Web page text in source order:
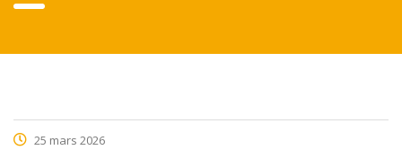
25 mars 2026